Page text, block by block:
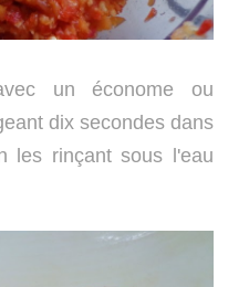
un économe ou
dix secondes dans
les rinçant sous l'eau